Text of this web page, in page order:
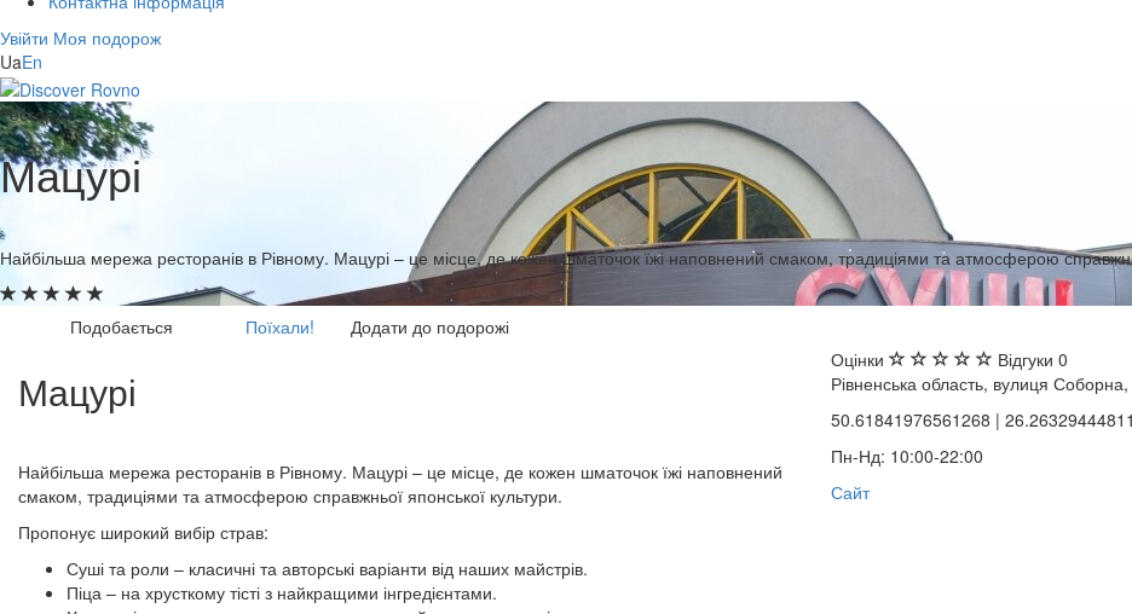
Увійти Моя подорож
UaEn
Ресторан
Мацурі
Найбільша мережа ресторанів в Рівному. Мацурі – це місце, де кожен шматочок їжі наповнений смаком, традиціями та атмосферою
Подобається Поїхали! Додати до подорожі
Мацурі
Найбільша мережа ресторанів в Рівному. Мацурі – це місце, де кожен шматочок їжі наповнений
смаком, традиціями та атмосферою справжньої японської культури.
Пропонує широкий вибір страв:
Суші та роли – класичні та авторські варіанти від наших майстрів.
Піца – на хрусткому тісті з найкращими інгредієнтами.
Оцінки Відгуки 0
Рівненська область, вулиця
50.61841976561268 |
Пн-Нд: 10:00-22:00
Сайт